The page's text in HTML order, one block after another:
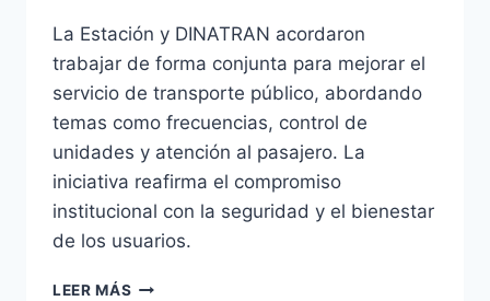
La Estación y DINATRAN acordaron
trabajar de forma conjunta para mejorar el
servicio de transporte público, abordando
temas como frecuencias, control de
unidades y atención al pasajero. La
iniciativa reafirma el compromiso
institucional con la seguridad y el bienestar
de los usuarios.
LEER MÁS LA